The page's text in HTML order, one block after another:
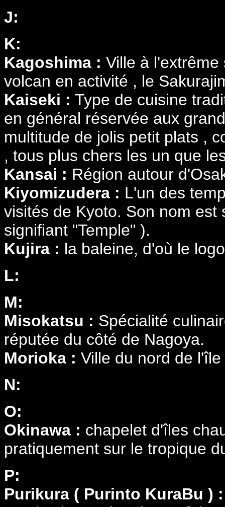
J:
K:
Kagoshima : Ville à
volcan en activité , le
Kaiseki : Type de cuisine
en général réservée aux
multitude de jolis petit plats ,
, tous plus chers les un que
Kansai : Région autour
Kiyomizudera : L'un des
visités de Kyoto. Son nom
signifiant "Temple" ).
Kujira : la baleine, d'où le
L:
M:
Misokatsu : Spécialité
réputée du côté de Nagoya.
Morioka : Ville du nord de
N:
O:
Okinawa : chapelet d'îles
pratiquement sur le tropique
P:
Purikura ( Purinto KuraBu )